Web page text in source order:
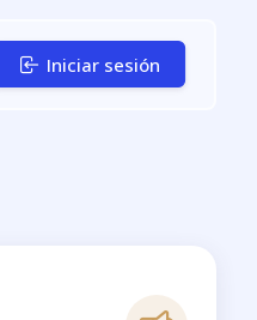
Iniciar sesión